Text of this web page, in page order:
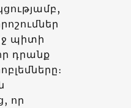
պիտի
դրանք
որ